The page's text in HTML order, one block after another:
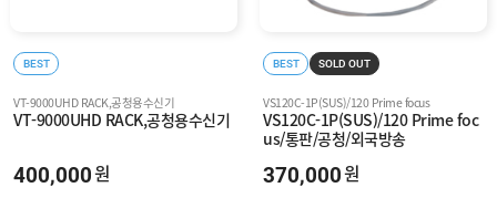
BEST
VT-9000UHD RACK,공청용수신기
VT-9000UHD RACK,공청용수신기
400,000원
BEST SOLD OUT
VS120C-1P(SUS)/120 Prime focus
VS120C-1P(SUS)/120 Prime foc
us/통판/공청/외국방송
370,000원